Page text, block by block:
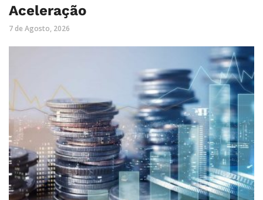
Aceleração
7 de Agosto, 2026